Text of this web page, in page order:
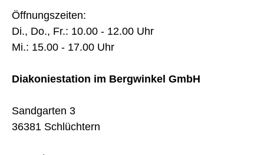
Öffnungszeiten:
Di., Do., Fr.: 10.00 - 12.00 Uhr
Mi.: 15.00 - 17.00 Uhr
Diakoniestation im Bergwinkel GmbH
Sandgarten 3
36381 Schlüchtern